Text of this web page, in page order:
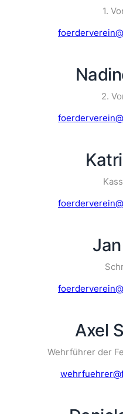
1.
2.
Axel
Wehrführer der